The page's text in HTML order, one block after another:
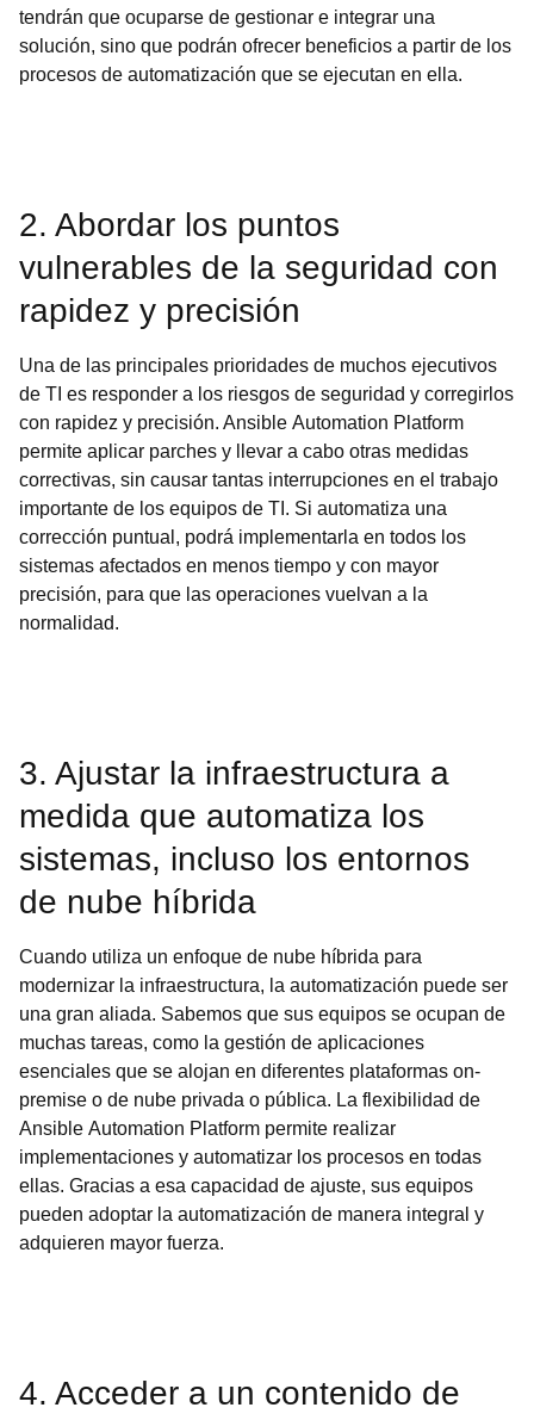
tendrán que ocuparse de gestionar e integrar una
solución, sino que podrán ofrecer beneficios a partir de los
procesos de automatización que se ejecutan en ella.
2. Abordar los puntos
vulnerables de la seguridad con
rapidez y precisión
Una de las principales prioridades de muchos ejecutivos
de TI es responder a los riesgos de seguridad y corregirlos
con rapidez y precisión. Ansible Automation Platform
permite aplicar parches y llevar a cabo otras medidas
correctivas, sin causar tantas interrupciones en el trabajo
importante de los equipos de TI. Si automatiza una
corrección puntual, podrá implementarla en todos los
sistemas afectados en menos tiempo y con mayor
precisión, para que las operaciones vuelvan a la
normalidad.
3. Ajustar la infraestructura a
medida que automatiza los
sistemas, incluso los entornos
de nube híbrida
Cuando utiliza un enfoque de nube híbrida para
modernizar la infraestructura, la automatización puede ser
una gran aliada. Sabemos que sus equipos se ocupan de
muchas tareas, como la gestión de aplicaciones
esenciales que se alojan en diferentes plataformas on-
premise o de nube privada o pública. La flexibilidad de
Ansible Automation Platform permite realizar
implementaciones y automatizar los procesos en todas
ellas. Gracias a esa capacidad de ajuste, sus equipos
pueden adoptar la automatización de manera integral y
adquieren mayor fuerza.
4. Acceder a un contenido de